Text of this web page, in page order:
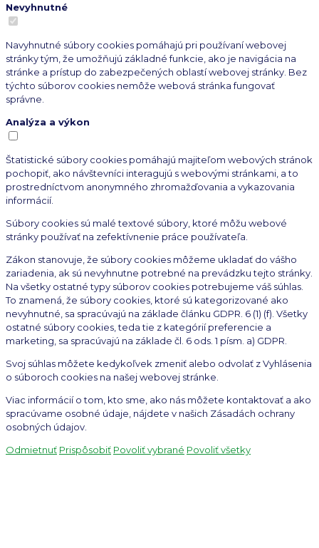
Nevyhnutné
Navyhnutné súbory cookies pomáhajú pri používaní webovej
stránky tým, že umožňujú základné funkcie, ako je navigácia na
stránke a prístup do zabezpečených oblastí webovej stránky. Bez
týchto súborov cookies nemôže webová stránka fungovať
správne.
Analýza a výkon
Štatistické súbory cookies pomáhajú majiteľom webových stránok
pochopiť, ako návštevníci interagujú s webovými stránkami, a to
prostredníctvom anonymného zhromažďovania a vykazovania
informácií.
Súbory cookies sú malé textové súbory, ktoré môžu webové
stránky používať na zefektívnenie práce používateľa.
Zákon stanovuje, že súbory cookies môžeme ukladať do vášho
zariadenia, ak sú nevyhnutne potrebné na prevádzku tejto stránky.
Na všetky ostatné typy súborov cookies potrebujeme váš súhlas.
To znamená, že súbory cookies, ktoré sú kategorizované ako
nevyhnutné, sa spracúvajú na základe článku GDPR. 6 (1) (f). Všetky
ostatné súbory cookies, teda tie z kategórií preferencie a
marketing, sa spracúvajú na základe čl. 6 ods. 1 písm. a) GDPR.
Svoj súhlas môžete kedykoľvek zmeniť alebo odvolať z Vyhlásenia
o súboroch cookies na našej webovej stránke.
Viac informácií o tom, kto sme, ako nás môžete kontaktovať a ako
spracúvame osobné údaje, nájdete v našich Zásadách ochrany
osobných údajov.
Odmietnuť Prispôsobiť Povoliť vybrané Povoliť všetky